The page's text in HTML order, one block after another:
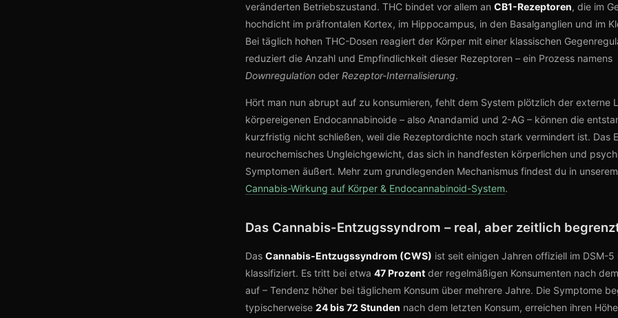
veränderten Betriebszustand. THC bindet vor allem an CB1-Rezeptoren, die im
hochdicht im präfrontalen Kortex, im Hippocampus, in den Basalganglien und im
Bei täglich hohen THC-Dosen reagiert der Körper mit einer klassischen
reduziert die Anzahl und Empfindlichkeit dieser Rezeptoren – ein Prozess namens
Downregulation oder Rezeptor-Internalisierung.
Hört man nun abrupt auf zu konsumieren, fehlt dem System plötzlich der externe
körpereigenen Endocannabinoide – also Anandamid und 2-AG – können die
kurzfristig nicht schließen, weil die Rezeptordichte noch stark vermindert ist. Das
neurochemisches Ungleichgewicht, das sich in handfesten körperlichen und
Symptomen äußert. Mehr zum grundlegenden Mechanismus findest du in
Cannabis-Wirkung auf Körper & Endocannabinoid-System.
Das Cannabis-Entzugssyndrom – real, aber zeitlich
Das Cannabis-Entzugssyndrom (CWS) ist seit einigen Jahren offiziell im DSM-5
klassifiziert. Es tritt bei etwa 47 Prozent der regelmäßigen Konsumenten nach
auf – Tendenz höher bei täglichem Konsum über mehrere Jahre. Die Symptome
typischerweise 24 bis 72 Stunden nach dem letzten Konsum, erreichen ihren